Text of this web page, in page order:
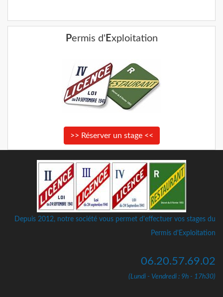
Permis d' Exploitation
>> Réserver un stage <<
Depuis 2012, notre société vous permet d'effectuer vos stages du
Permis d'Exploitation
06.20.57.69.02
(Lundi - Vendredi : 9h - 17h30)